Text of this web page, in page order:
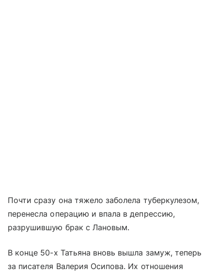
Почти сразу она тяжело заболела туберкулезом,
перенесла операцию и впала в депрессию,
разрушившую брак с Лановым.
В конце 50-х Татьяна вновь вышла замуж, теперь
за писателя Валерия Осипова. Их отношения